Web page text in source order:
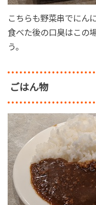
こちらも野菜串でにんに
食べた後の口臭はこの
う。
ごはん物